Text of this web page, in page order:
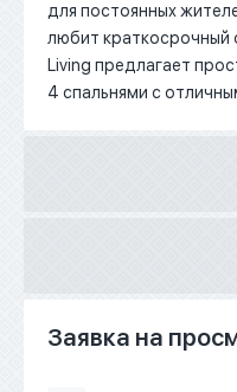
для постоянных
любит краткосрочный
Living предлагает
4 спальнями с
Заявка на